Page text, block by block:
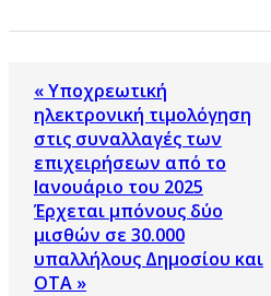
« Υποχρεωτική
ηλεκτρονική τιμολόγηση
στις συναλλαγές των
επιχειρήσεων από το
Ιανουάριο του 2025
Έρχεται μπόνους δύο
μισθών σε 30.000
υπαλλήλους Δημοσίου και
ΟΤΑ »